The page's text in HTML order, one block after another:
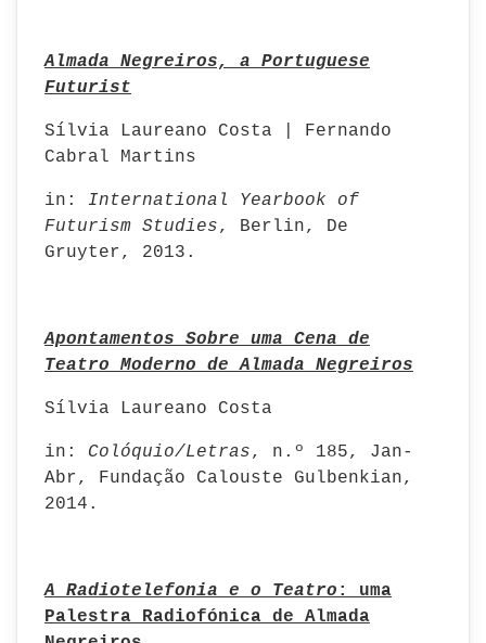
Almada Negreiros, a Portuguese
Futurist
Sílvia Laureano Costa | Fernando
Cabral Martins
in: International Yearbook of
Futurism Studies, Berlin, De
Gruyter, 2013.
Apontamentos Sobre uma Cena de
Teatro Moderno de Almada Negreiros
Sílvia Laureano Costa
in: Colóquio/Letras, n.º 185, Jan-
Abr, Fundação Calouste Gulbenkian,
2014.
A Radiotelefonia e o Teatro : uma
Palestra Radiofónica de Almada